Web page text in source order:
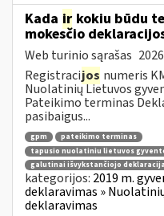
Kada ir kokiu būdu
mokesčio
Web turinio sąrašas
Registracijos numeris
Nuolatinių Lietuvos
Pateikimo terminas
pasibaigus...
gpm
pateikimo terminas
tapusio nuolatiniu lietuvos
galutinai išvykstančiojo deklaracija
kategorijos: 2019 m.
deklaravimas »
deklaravimas